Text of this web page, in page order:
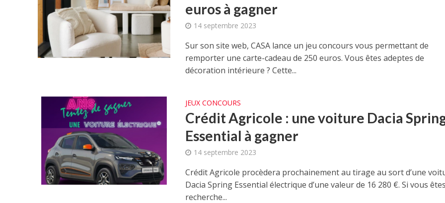
euros à gagner
14 septembre 2023
Sur son site web, CASA lance un jeu concours vous permettant de
remporter une carte-cadeau de 250 euros. Vous êtes adeptes de
décoration intérieure ? Cette...
JEUX CONCOURS
Crédit Agricole : une voiture Dacia
Essential à gagner
14 septembre 2023
Crédit Agricole procèdera prochainement au tirage au sort d’une
Dacia Spring Essential électrique d’une valeur de 16 280 €. Si vous
recherche...